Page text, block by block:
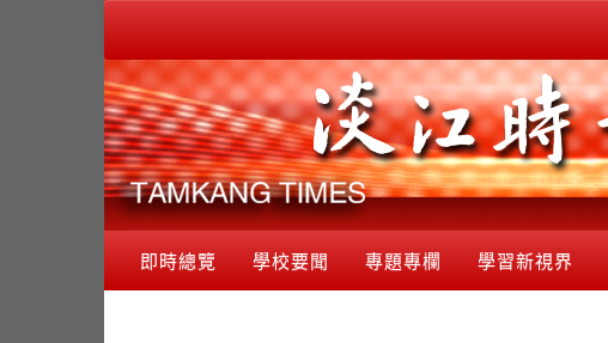
即時總覽 學校要聞 專題專欄 學習新視界